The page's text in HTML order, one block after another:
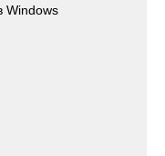
Windows